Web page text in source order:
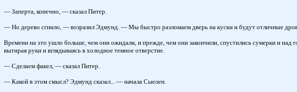
— Заперта, конечно, — сказал Питер.
— Но дерево сгнило, — возразил Эдмунд. — Мы быстро разломаем дверь на куски и будут отличные
Времени на это ушло больше, чем они ожидали, и прежде, чем они закончили, спустились сумерки и над
вытирая руки и вглядываясь в холодное темное отверстие.
— Сделаем факел, — сказал Питер.
— Какой в этом смысл? Эдмунд сказал... — начала Сьюзен.